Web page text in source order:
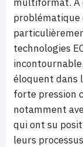
problématique
technologies
éloquent dans
forte pression
notamment
qui ont su
leurs